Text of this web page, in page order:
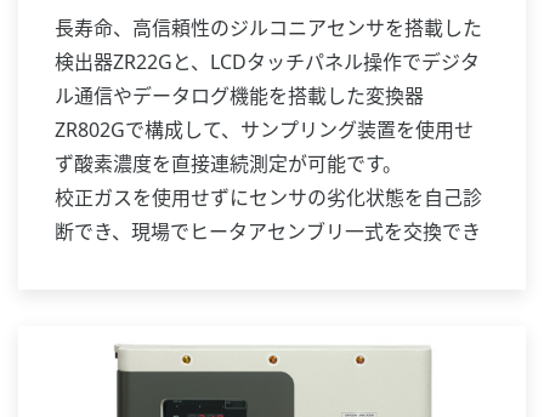
長寿命、高信頼性のジルコニアセンサを搭載した
検出器ZR22Gと、LCDタッチパネル操作でデジタ
ル通信やデータログ機能を搭載した変換器
ZR802Gで構成して、サンプリング装置を使用せ
ず酸素濃度を直接連続測定が可能です。
校正ガスを使用せずにセンサの劣化状態を自己診
断でき、現場でヒータアセンブリ一式を交換でき